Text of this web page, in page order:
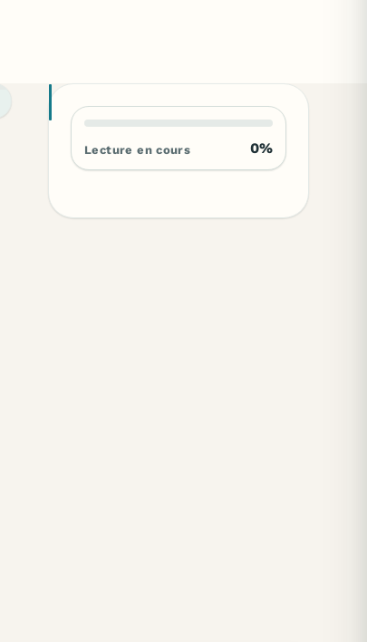
Lecture en cours 0%